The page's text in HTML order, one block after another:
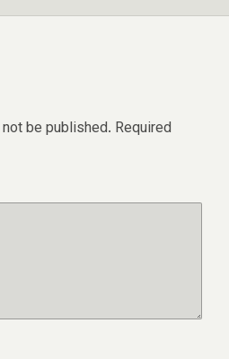
be published. Required